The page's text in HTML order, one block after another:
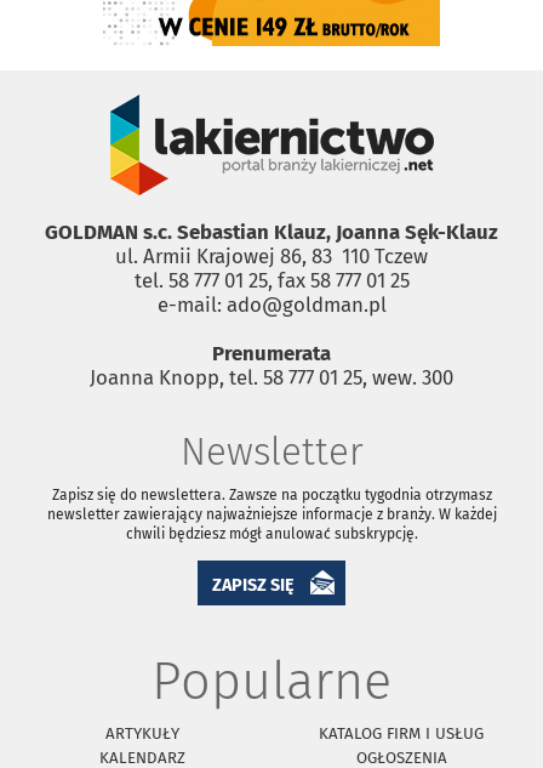
GOLDMAN s.c. Sebastian Klauz, Joanna Sęk-Klauz
ul. Armii Krajowej 86, 83 ­ 110 Tczew
tel. 58 777 01 25, fax 58 777 01 25
e-mail: ado@goldman.pl
Prenumerata
Joanna Knopp, tel. 58 777 01 25, wew. 300
Newsletter
Zapisz się do newslettera. Zawsze na początku tygodnia otrzymasz
newsletter zawierający najważniejsze informacje z branży. W każdej
chwili będziesz mógł anulować subskrypcję.
ZAPISZ SIĘ
Popularne
ARTYKUŁY
KATALOG FIRM I USŁUG
KALENDARZ
OGŁOSZENIA